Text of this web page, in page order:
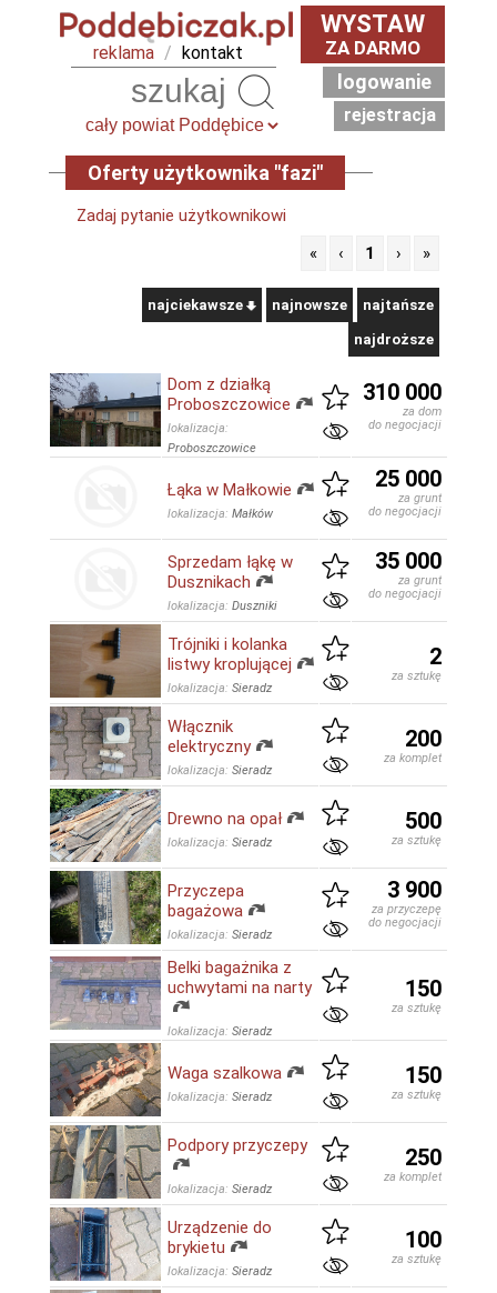
reklama / kontakt
WYSTAW
ZA DARMO
logowanie
rejestracja
Oferty użytkownika "fazi"
Zadaj pytanie użytkownikowi
«
‹ 1 › »
najciekawsze najnowsze najtańsze
najdroższe
Dom z działką
Proboszczowice
lokalizacja:
Proboszczowice
310 000
za dom
do negocjacji
Łąka w Małkowie
lokalizacja: Małków
25 000
za grunt
do negocjacji
Sprzedam łąkę w
Dusznikach
lokalizacja: Duszniki
35 000
za grunt
do negocjacji
Trójniki i kolanka
listwy kroplującej
lokalizacja: Sieradz
2
za sztukę
Włącznik
elektryczny
lokalizacja: Sieradz
200
za komplet
Drewno na opał
lokalizacja: Sieradz
500
za sztukę
Przyczepa
bagażowa
lokalizacja: Sieradz
3 900
za przyczepę
do negocjacji
Belki bagażnika z
uchwytami na narty
lokalizacja: Sieradz
150
za sztukę
Waga szalkowa
lokalizacja: Sieradz
150
za sztukę
Podpory przyczepy
lokalizacja: Sieradz
250
za komplet
Urządzenie do
brykietu
lokalizacja: Sieradz
100
za sztukę